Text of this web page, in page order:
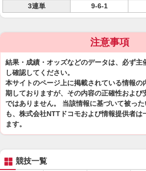
3連単
9-6-1
注意事項
結果・成績・オッズなどのデータは、必ず主
し確認してください。
本サイトのページ上に掲載されている情報の
期しておりますが、その内容の正確性および
ではありません。 当該情報に基づいて被っ
も、株式会社NTTドコモおよび情報提供者は
ます。
競技一覧